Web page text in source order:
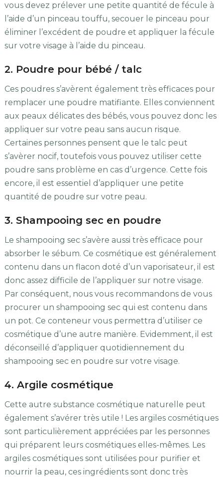
vous devez prélever une petite quantité de fécule à
l’aide d’un pinceau touffu, secouer le pinceau pour
éliminer l’excédent de poudre et appliquer la fécule
sur votre visage à l’aide du pinceau.
2. Poudre pour bébé / talc
Ces poudres s’avèrent également très efficaces pour
remplacer une poudre matifiante. Elles conviennent
aux peaux délicates des bébés, vous pouvez donc les
appliquer sur votre peau sans aucun risque.
Certaines personnes pensent que le talc peut
s’avèrer nocif, toutefois vous pouvez utiliser cette
poudre sans problème en cas d’urgence. Cette fois
encore, il est essentiel d’appliquer une petite
quantité de poudre sur votre peau.
3. Shampooing sec en poudre
Le shampooing sec s’avère aussi très efficace pour
absorber le sébum. Ce cosmétique est généralement
contenu dans un flacon doté d’un vaporisateur, il est
donc assez difficile de l’appliquer sur notre visage.
Par conséquent, nous vous recommandons de vous
procurer un shampooing sec qui est contenu dans
un pot. Ce conteneur vous permettra d’utiliser ce
cosmétique d’une autre manière. Evidemment, il est
déconseillé d’appliquer quotidiennement du
shampooing sec en poudre sur votre visage.
4. Argile cosmétique
Cette autre substance cosmétique naturelle peut
également s’avérer très utile ! Les argiles cosmétiques
sont particulièrement appréciées par les personnes
qui préparent leurs cosmétiques elles-mêmes. Les
argiles cosmétiques sont utilisées pour purifier et
nourrir la peau, ces ingrédients sont donc très